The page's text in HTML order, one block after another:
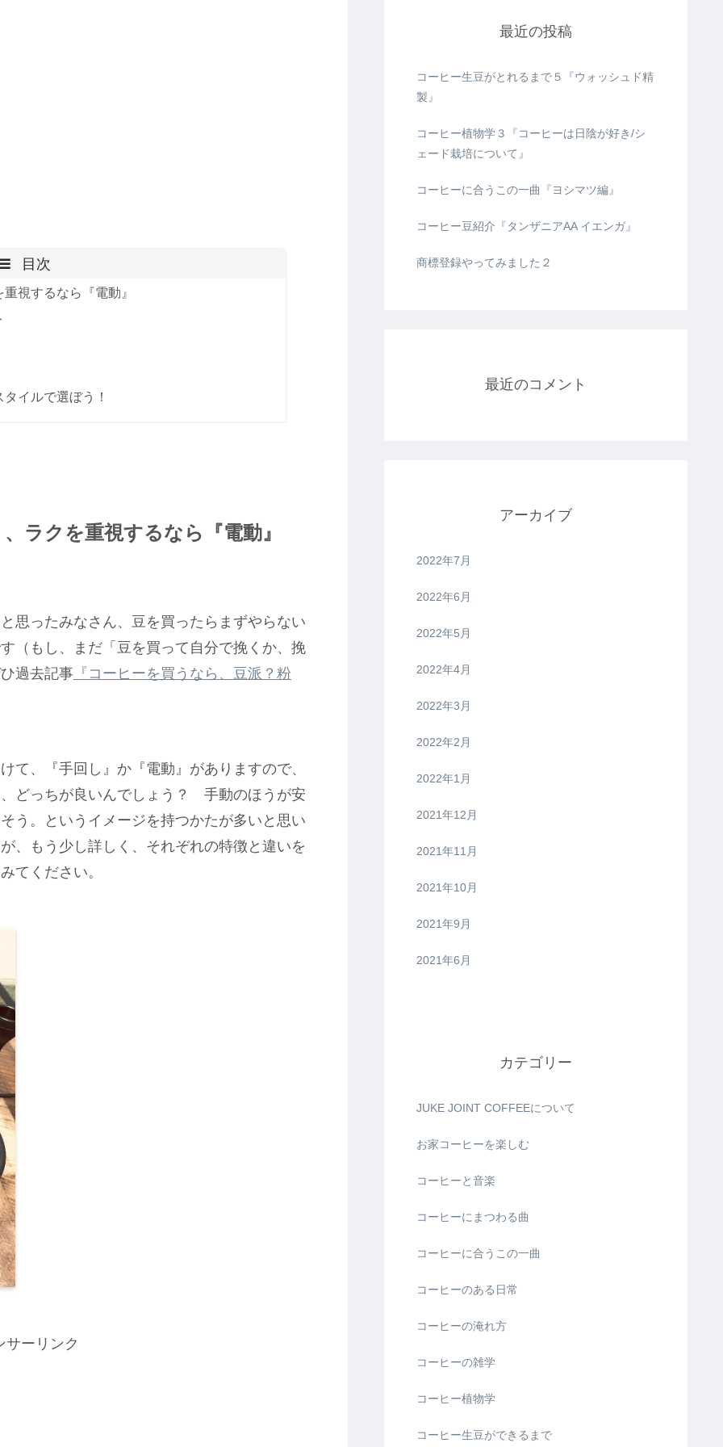
目次
視するなら『電動』
イルで選ぼう！
ラクを重視するなら『電動』
思ったみなさん、豆を買ったらまずやらない
（もし、まだ「豆を買って自分で挽くか、挽
過去記事 『コーヒーを買うなら、豆派？粉
て、『手回し』か『電動』がありますので、
どっちが良いんでしょう？ 手動のほうが安
う。というイメージを持つかたが多いと思い
、もう少し詳しく、それぞれの特徴と違いを
てください。
サーリンク
最近の投稿
コーヒー生豆がとれるまで５『ウォッシュド精
製』
コーヒー植物学３『コーヒーは日陰が好き/シ
ェード栽培について』
コーヒーに合うこの一曲『ヨシマツ編』
コーヒー豆紹介『タンザニアAA イエンガ』
商標登録やってみました２
最近のコメント
アーカイブ
2022年7月
2022年6月
2022年5月
2022年4月
2022年3月
2022年2月
2022年1月
2021年12月
2021年11月
2021年10月
2021年9月
2021年6月
カテゴリー
JUKE JOINT COFFEEについて
お家コーヒーを楽しむ
コーヒーと音楽
コーヒーにまつわる曲
コーヒーに合うこの一曲
コーヒーのある日常
コーヒーの淹れ方
コーヒーの雑学
コーヒー植物学
コーヒー生豆ができるまで